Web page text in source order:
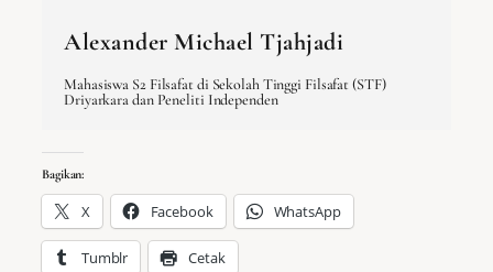
Alexander Michael Tjahjadi
Mahasiswa S2 Filsafat di Sekolah Tinggi Filsafat (STF)
Driyarkara dan Peneliti Independen
Bagikan:
X Facebook WhatsApp
Tumblr Cetak